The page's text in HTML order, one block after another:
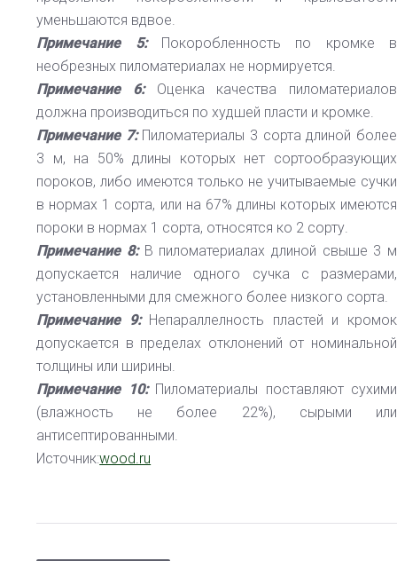
уменьшаются вдвое.
Примечание 5:Покоробленность по кромке в
необрезных пиломатериалах не нормируется.
Примечание 6:Оценка качества пиломатериалов
должна производиться по худшей пласти и кромке.
Примечание 7:Пиломатериалы 3 сорта длиной более
3 м, на 50% длины которых нет сортообразующих
пороков, либо имеются только не учитываемые сучки
в нормах 1 сорта, или на 67% длины которых имеются
пороки в нормах 1 сорта, относятся ко 2 сорту.
Примечание 8:В пиломатериалах длиной свыше 3 м
допускается наличие одного сучка с размерами,
установленными для смежного более низкого сорта.
Примечание 9:Непараллелность пластей и кромок
допускается в пределах отклонений от номинальной
толщины или ширины.
Примечание 10:Пиломатериалы поставляют сухими
(влажность не более 22%), сырыми или
антисептированными.
Источник:wood.ru